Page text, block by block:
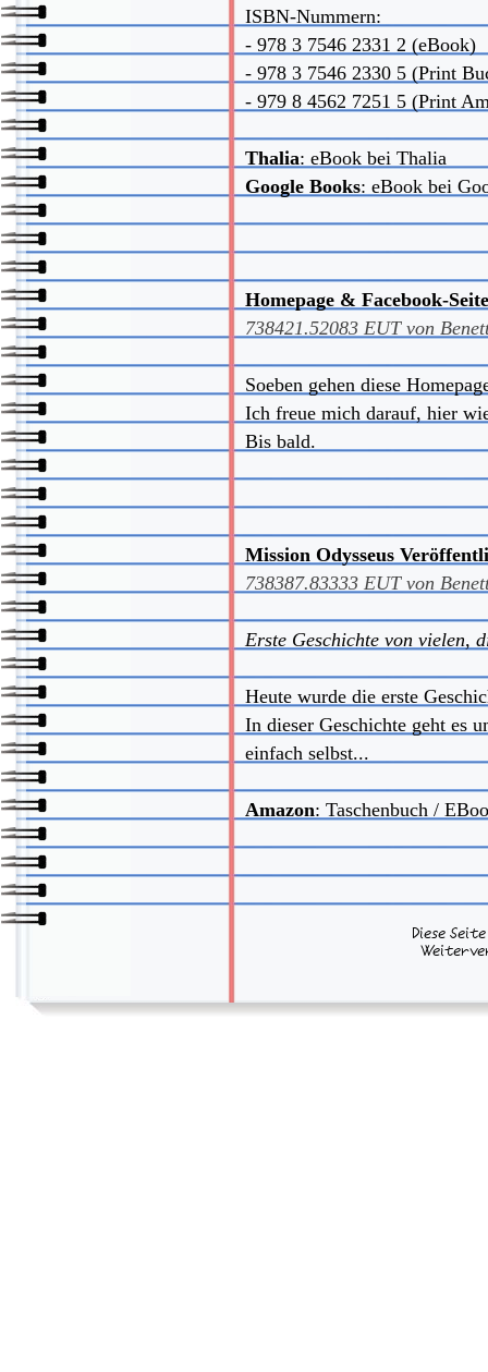
ISBN-Nummern:
- 978 3 7546 2331 2 (eBook)
- 978 3 7546 2330 5 (Print
- 979 8 4562 7251 5 (Print
Thalia: eBook bei Thalia
Google Books: eBook bei
Homepage & Facebook-
738421.52083 EUT von
Soeben gehen diese
Ich freue mich darauf, hier
Bis bald.
Mission Odysseus
738387.83333 EUT von
Erste Geschichte von vielen,
Heute wurde die erste
In dieser Geschichte geht es
einfach selbst...
Amazon: Taschenbuch /
Diese